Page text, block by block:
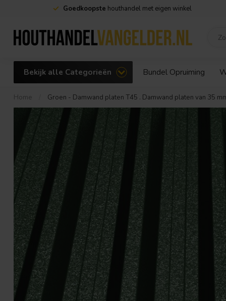
Goedkoopste houthandel met eigen winkel
Bekijk alle Categorieën Bundel Opruiming
Home Groen - Damwand platen T45 . Damwand platen van 35